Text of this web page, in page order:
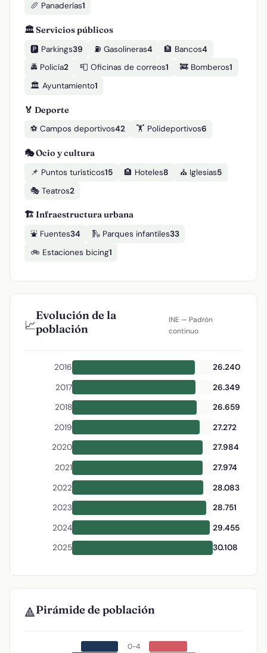
🥖 Panaderías1
🏛️ Servicios públicos
🅿️ Parkings39 ⛽ Gasolineras4 🏦 Bancos4
🚔 Policía2 📮 Oficinas de correos1 🚒 Bomberos1
🏛️ Ayuntamiento1
🏅 Deporte
⚽ Campos deportivos42 🏋️ Polideportivos6
🎭 Ocio y cultura
📌 Puntos turísticos15 🏨 Hoteles8 ⛪ Iglesias5
🎭 Teatros2
🏗️ Infraestructura urbana
⛲ Fuentes34 🛝 Parques infantiles33
🚲 Estaciones bicing1
📈
Evolución de la
población
INE — Padrón
continuo
2016
26.240
2017
26.349
2018
26.659
2019
27.272
2020
27.984
2021
27.974
2022
28.083
2023
28.751
2024
29.455
2025
30.108
🔺Pirámide de población
0-4